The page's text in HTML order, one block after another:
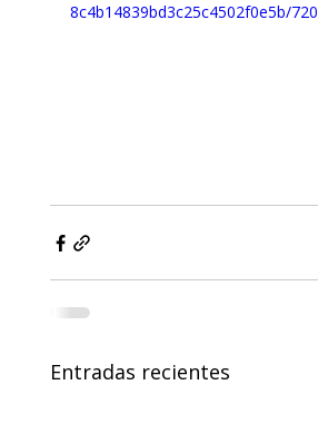
8c4b14839bd3c25c4502f0e5b/
Entradas recientes